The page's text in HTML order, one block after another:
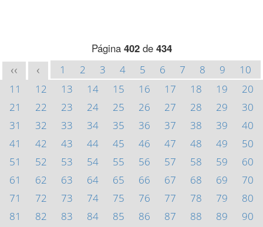
Página 402de 434
<< < 1 2 3 4 5 6 7 8 9
10
11
12 13 14 15 16 17 18 19
20
21
22 23 24 25 26 27 28 29
30
31
32 33 34 35 36 37 38 39
40
41
42 43 44 45 46 47 48 49
50
51
52 53 54 55 56 57 58 59
60
61
62 63 64 65 66 67 68 69
70
71
72 73 74 75 76 77 78 79
80
81
82 83 84 85 86 87 88 89
90